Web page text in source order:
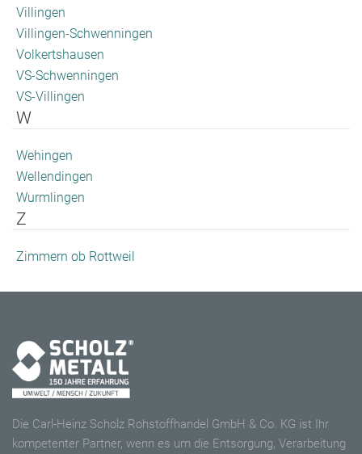
Villingen
Villingen-Schwenningen
Volkertshausen
VS-Schwenningen
VS-Villingen
W
Wehingen
Wellendingen
Wurmlingen
Z
Zimmern ob Rottweil
Die Carl-Heinz Scholz Rohstoffhandel GmbH & Co. KG ist Ihr
kompetenter Partner, wenn es um die Entsorgung, Verarbeitung